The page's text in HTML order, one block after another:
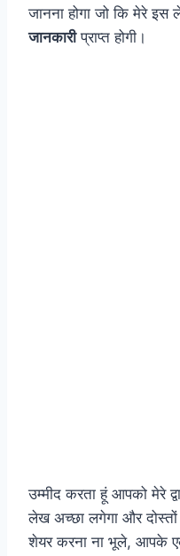
जानना होगा जो कि मेरे
जानकारीप्राप्त होगी।
उम्मीद करता हूं आपको मेरे
लेख अच्छा लगेगा और
शेयर करना ना भूले, आपके